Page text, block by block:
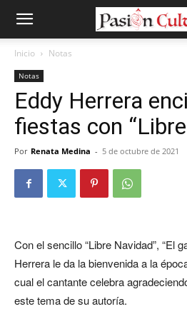
Inicio Notas
Notas
Eddy Herrera
fiestas con
Por Renata Medina - 5 de octubre de 2021
Con el sencillo “Libre Navidad”, “El
Herrera le da la bienvenida a la
cual el cantante celebra
este tema de su autoría.